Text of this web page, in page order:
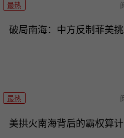
最热
破局南海：中方反制菲美
最热
美拱火南海背后的霸权算计